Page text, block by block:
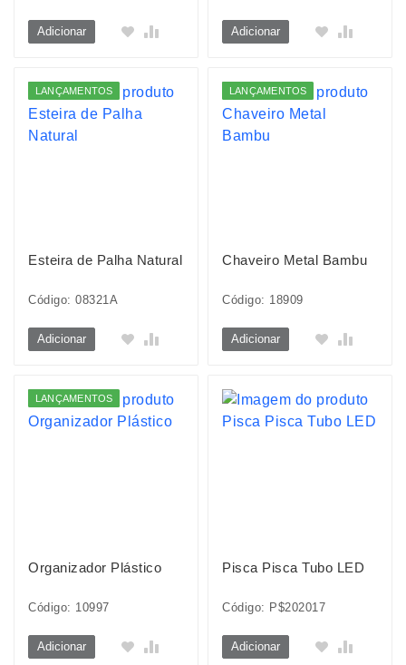
Adicionar Adicionar
LANÇAMENTOS
Esteira de Palha Natural
Código: 08321A
Adicionar
LANÇAMENTOS
Chaveiro Metal Bambu
Código: 18909
Adicionar
LANÇAMENTOS
Organizador Plástico
Código: 10997
Adicionar
Pisca Pisca Tubo LED
Código: P$202017
Adicionar